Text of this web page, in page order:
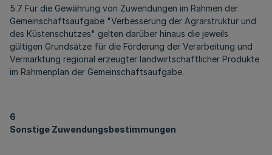
5.7 Für die Gewährung von Zuwendungen im Rahmen der
Gemeinschaftsaufgabe "Verbesserung der Agrarstruktur und
des Küstenschutzes" gelten darüber hinaus die jeweils
gültigen Grundsätze für die Förderung der Verarbeitung und
Vermarktung regional erzeugter landwirtschaftlicher Produkte
im Rahmenplan der Gemeinschaftsaufgabe.
6
Sonstige Zuwendungsbestimmungen